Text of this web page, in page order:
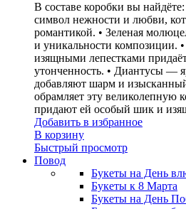
В составе коробки вы
символ нежности и любви,
романтикой. • Зеленая
и уникальности композиции.
изящными лепестками придаёт
утонченность. • Диантусы —
добавляют шарм и
обрамляет эту великолепную
придают ей особый шик и
Добавить в избранное
В корзину
Быстрый просмотр
Повод
Букеты на День
Букеты к 8 Марта
Букеты на День